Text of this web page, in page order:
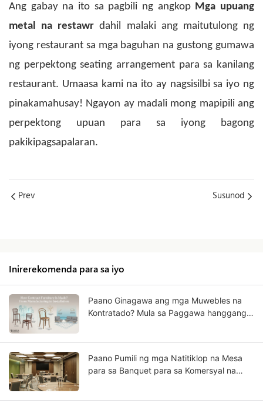
Ang gabay na ito sa pagbili ng angkop Mga upuang
metal na restawrdahil malaki ang maitutulong ng
iyong restaurant sa mga baguhan na gustong gumawa
ng perpektong seating arrangement para sa kanilang
restaurant. Umaasa kami na ito ay nagsisilbi sa iyo ng
pinakamahusay! Ngayon ay madali mong mapipili ang
perpektong upuan para sa iyong bagong
pakikipagsapalaran.
Prev Susunod
Inirerekomenda para sa iyo
Paano Ginagawa ang mga Muwebles na
Kontratado? Mula sa Paggawa hanggang
Paano Pumili ng mga Natitiklop na Mesa
para sa Banquet para sa Komersyal na